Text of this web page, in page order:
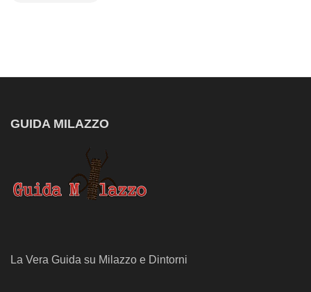
GUIDA MILAZZO
La Vera Guida su Milazzo e Dintorni